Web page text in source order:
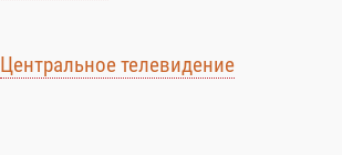
Центральное телевидение